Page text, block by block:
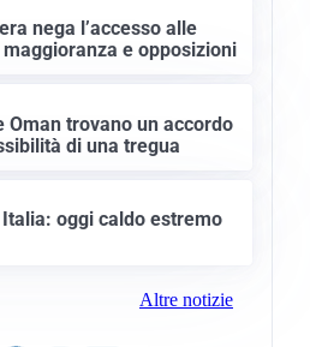
nega l’accesso alle
e opposizioni
trovano un accordo
di una tregua
oggi caldo estremo
Altre notizie